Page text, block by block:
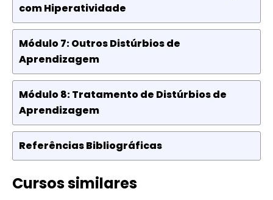
com Hiperatividade
Módulo 7: Outros Distúrbios de
Aprendizagem
Módulo 8: Tratamento de Distúrbios de
Aprendizagem
Referências Bibliográficas
Cursos similares